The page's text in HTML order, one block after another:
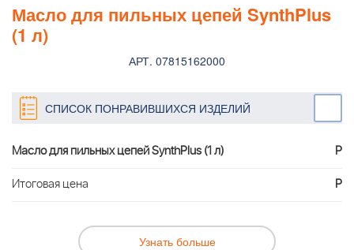
Масло для пильных цепей SynthPlus
(1 л)
АРТ. 07815162000
СПИСОК ПОНРАВИВШИХСЯ ИЗДЕЛИЙ
Масло для пильных цепей SynthPlus (1 л)
Р
Итоговая цена
Р
Узнать больше